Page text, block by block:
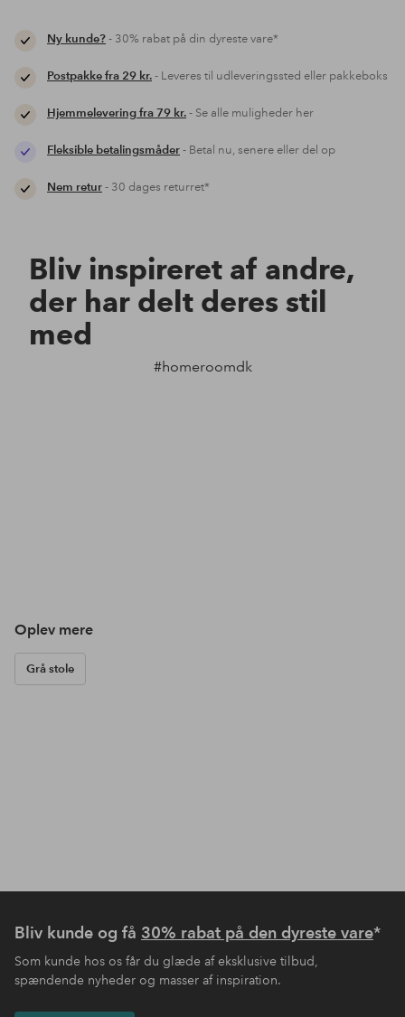
Ny kunde?- 30% rabat på din dyreste vare*
Postpakke fra 29 kr.- Leveres til udleveringssted eller pakkeboks
Hjemmelevering fra 79 kr.- Se alle muligheder her
Fleksible betalingsmåder- Betal nu, senere eller del op
Nem retur- 30 dages returret*
Bliv inspireret af andre,
der har delt deres stil
med
#homeroomdk
Oplev mere
Grå stole
Bliv kunde og få 30% rabat på den dyreste vare*
Som kunde hos os får du glæde af eksklusive tilbud,
spændende nyheder og masser af inspiration.